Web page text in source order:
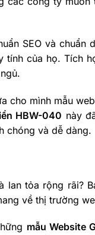
SEO và
của họ. Tích
cho mình mẫu
HBW-040 này
chóng và dễ dàng.
lan tỏa rộng rãi?
về thị trường
mẫu Website